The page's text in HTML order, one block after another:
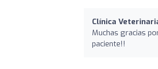
Clínica
Muchas gracias
paciente!!